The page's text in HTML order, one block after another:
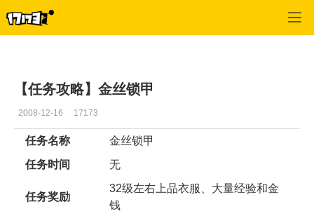
【任务攻略】金丝锁甲
2008-12-16 17173
任务名称
金丝锁甲
任务时间
无
任务奖励
32级左右上品衣服、大量经验和金
钱